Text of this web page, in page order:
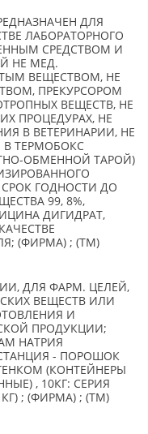
ДЛЯ
ЛАБОРАТОРНОГО
СРЕДСТВОМ И
НЕ МЕД.
ВЕЩЕСТВОМ, НЕ
ПРЕКУРСОРОМ
ВЕЩЕСТВ, НЕ
ПРОЦЕДУРАХ, НЕ
В ВЕТЕРИНАРИИ, НЕ
ТЕРМОБОКС
ОБМЕННОЙ ТАРОЙ)
СРОК ГОДНОСТИ ДО
99, 8%,
ДИГИДРАТ,
(ФИРМА) ; (TM)
ДЛЯ ФАРМ. ЦЕЛЕЙ,
ВЕЩЕСТВ ИЛИ
И
ПРОДУКЦИИ;
НАТРИЯ
- ПОРОШОК
(КОНТЕЙНЕРЫ
, 10КГ: СЕРИЯ
; (ФИРМА) ; (TM)